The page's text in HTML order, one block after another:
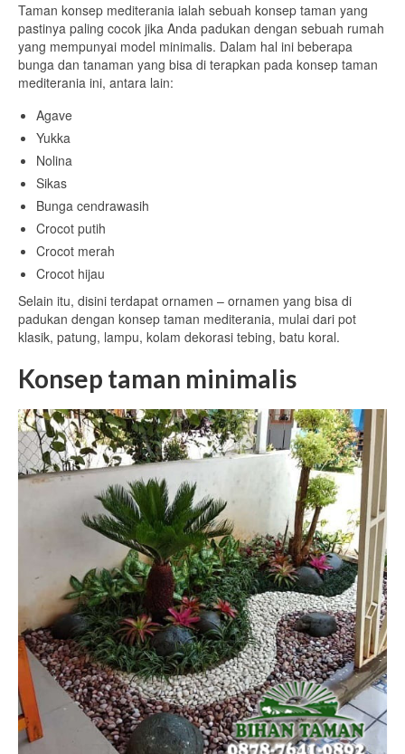
Taman konsep mediterania ialah sebuah konsep taman yang
pastinya paling cocok jika Anda padukan dengan sebuah rumah
yang mempunyai model minimalis. Dalam hal ini beberapa
bunga dan tanaman yang bisa di terapkan pada konsep taman
mediterania ini, antara lain:
Agave
Yukka
Nolina
Sikas
Bunga cendrawasih
Crocot putih
Crocot merah
Crocot hijau
Selain itu, disini terdapat ornamen – ornamen yang bisa di
padukan dengan konsep taman mediterania, mulai dari pot
klasik, patung, lampu, kolam dekorasi tebing, batu koral.
Konsep taman minimalis